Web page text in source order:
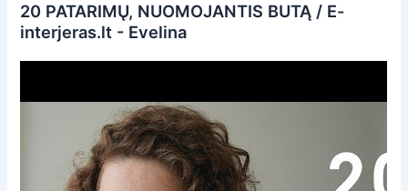
20 PATARIMŲ, NUOMOJANTIS BUTĄ / E-
interjeras.lt - Evelina